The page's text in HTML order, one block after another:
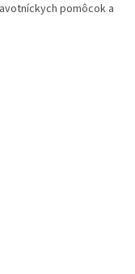
pomôcok a